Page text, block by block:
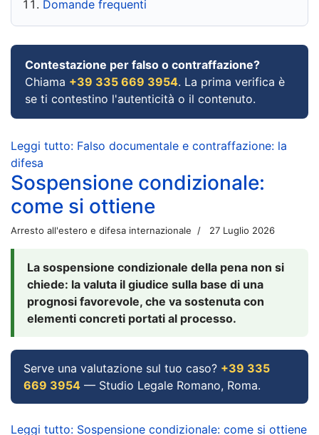
Domande frequenti
Contestazione per falso o contraffazione?
Chiama +39 335 669 3954. La prima verifica è
se ti contestino l'autenticità o il contenuto.
Leggi tutto: Falso documentale e contraffazione: la
difesa
Sospensione condizionale:
come si ottiene
Arresto all'estero e difesa internazionale 27 Luglio 2026
La sospensione condizionale della pena non si
chiede: la valuta il giudice sulla base di una
prognosi favorevole, che va sostenuta con
elementi concreti portati al processo.
Serve una valutazione sul tuo caso? +39 335
669 3954 — Studio Legale Romano, Roma.
Leggi tutto: Sospensione condizionale: come si ottiene